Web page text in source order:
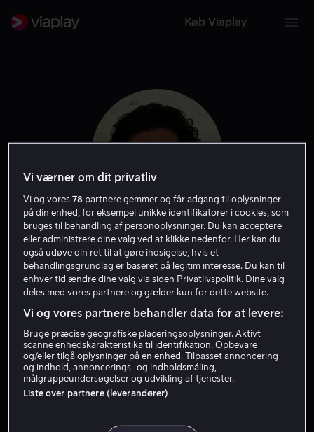
Køb Viaplay
Josef Fares
Instruktør Skuespiller Forfatter
Vi værner om dit privatliv
Vi og vores78 partnere gemmer og får adgang til oplysninger
på din enhed, for eksempel unikke identifikatorer i cookies, som
bruges til behandling af personoplysninger. Du kan acceptere
eller administrere dine valg ved at klikke nedenfor. Her kan du
også udøve din ret til at gøre indsigelse, hvis et
behandlingsgrundlag er baseret på legitim interesse. Du kan til
enhver tid ændre dine valg via siden Privatlivspolitik. Dine valg
deles med vores partnere og gælder kun for dette website.
Vi og vores partnere behandler data for at levere:
Bruge præcise geografiske placeringsoplysninger. Aktivt
scanne enhedskarakteristika til identifikation. Opbevare
og/eller tilgå oplysninger på en enhed. Tilpasset annoncering
og indhold, annoncerings- og indholdsmåling,
målgruppeundersøgelser og udvikling af tjenester.
Liste over partnere (leverandører)